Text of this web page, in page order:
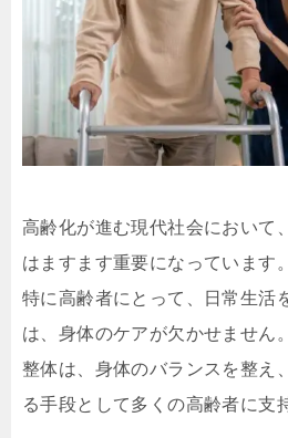
高齢化が進む現代社会において
はますます重要になっています。
特に高齢者にとって、日常生活
は、身体のケアが欠かせません。
整体は、身体のバランスを整え
る手段として多くの高齢者に支